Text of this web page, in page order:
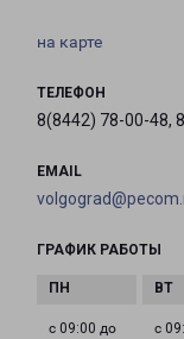
на карте
ТЕЛЕФОН
8(8442) 78-00-48,
EMAIL
ГРАФИК РАБОТЫ
с 09:00 до
с